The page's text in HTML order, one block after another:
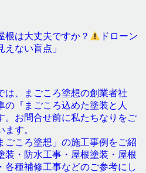
根は大丈夫ですか？
ドローン
ない盲点」
は、まごころ塗想の創業者社
の『まごころ込めた塗装と人
。お問合せ前に私たちなりをご
す。
ごころ塗想」の施工事例をご紹
装・防水工事・屋根塗装・屋根
各種補修工事などのご参考にし